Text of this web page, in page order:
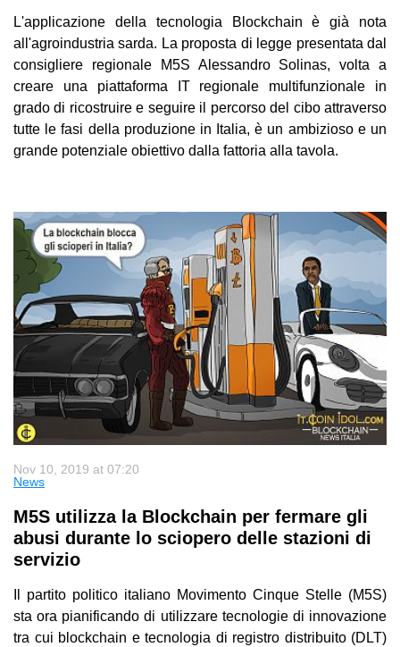
L'applicazione della tecnologia Blockchain è già nota
all'agroindustria sarda. La proposta di legge presentata dal
consigliere regionale M5S Alessandro Solinas, volta a
creare una piattaforma IT regionale multifunzionale in
grado di ricostruire e seguire il percorso del cibo attraverso
tutte le fasi della produzione in Italia, è un ambizioso e un
grande potenziale obiettivo dalla fattoria alla tavola.
Nov 10, 2019 at 07:20
News
M5S utilizza la Blockchain per fermare gli
abusi durante lo sciopero delle stazioni di
servizio
Il partito politico italiano Movimento Cinque Stelle (M5S)
sta ora pianificando di utilizzare tecnologie di innovazione
tra cui blockchain e tecnologia di registro distribuito (DLT)